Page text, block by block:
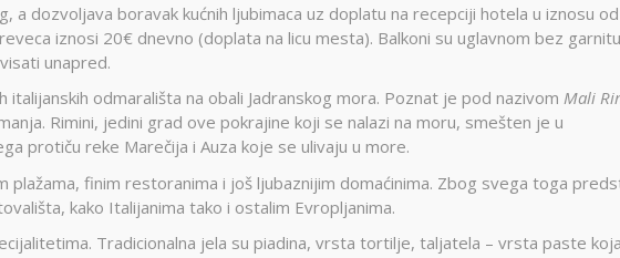
a dozvoljava boravak kućnih ljubimaca uz doplatu na recepciji hotela u iznosu
iznosi 20€ dnevno (doplata na licu mesta). Balkoni su uglavnom bez
unapred.
italijanskih odmarališta na obali Jadranskog mora. Poznat je pod nazivom Mali
Rimini, jedini grad ove pokrajine koji se nalazi na moru, smešten je u
protiču reke Marečija i Auza koje se ulivaju u more.
plažama, finim restoranima i još ljubaznijim domaćinima. Zbog svega toga
kako Italijanima tako i ostalim Evropljanima.
Tradicionalna jela su piadina, vrsta tortilje, taljatela – vrsta paste